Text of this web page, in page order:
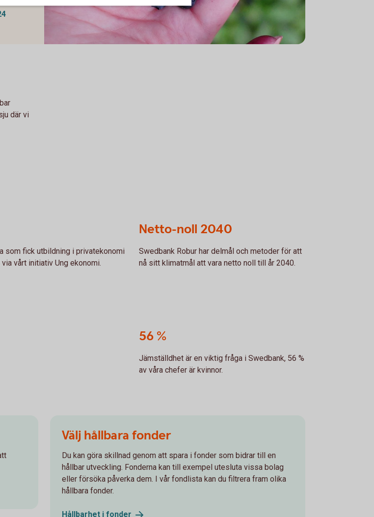
där vi
som fick utbildning i privatekonomi
vårt initiativ Ung ekonomi.
Netto-noll 2040
Swedbank Robur har delmål och metoder för att
nå sitt klimatmål att vara netto noll till år 2040.
56 %
Jämställdhet är en viktig fråga i Swedbank, 56 %
av våra chefer är kvinnor.
Välj hållbara fonder
Du kan göra skillnad genom att spara i fonder som bidrar till en
hållbar utveckling. Fonderna kan till exempel utesluta vissa bolag
eller försöka påverka dem. I vår fondlista kan du filtrera fram olika
hållbara fonder.
Hållbarhet i fonder